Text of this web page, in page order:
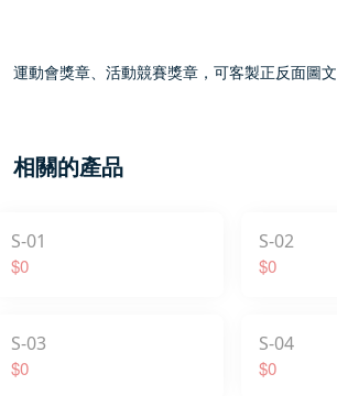
運動會獎章、活動競賽獎章，可客製正反面圖文
相關的產品
S-01
$0
S-02
$0
S-03
$0
S-04
$0